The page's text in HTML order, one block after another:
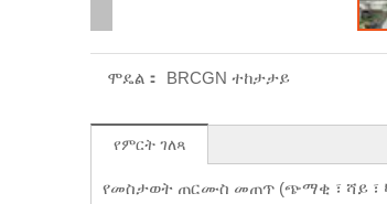
ሞዴል： BRCGN ተከታታይ
የምርት ገለጻ
የመስታወት ጠርሙስ መጠጥ (ጭማቂ ፣ ሻይ